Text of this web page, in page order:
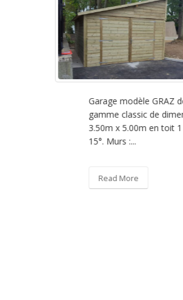
Garage modèle GRAZ de la
gamme classic de
3.50m x 5.00m en toit 1
15°. Murs :...
Read More